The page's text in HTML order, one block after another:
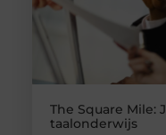
The Square Mile:
taalonderwijs